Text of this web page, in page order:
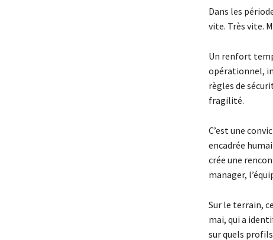
Dans les
vite. Très vite.
Un renfort
opérationnel,
règles de
fragilité.
C’est une
encadrée
crée une
manager,
Sur le terrain,
mai, qui a
sur quels